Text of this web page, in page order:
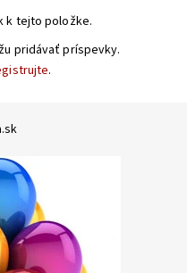
k tejto položke.
pridávať príspevky.
.